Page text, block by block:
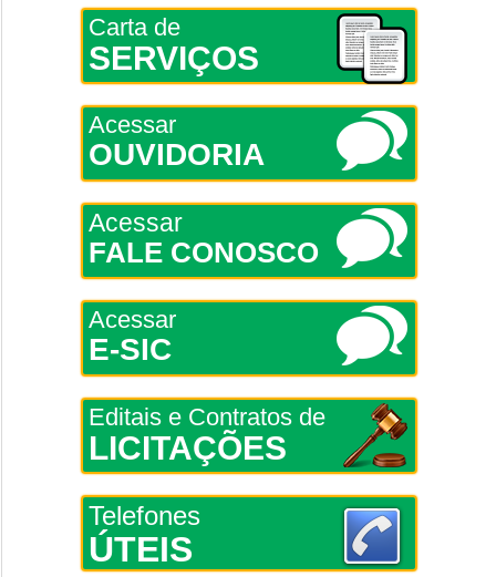
Carta de
SERVIÇOS
Acessar
OUVIDORIA
Acessar
FALE CONOSCO
Acessar
E-SIC
Editais e Contratos de
LICITAÇÕES
Telefones
ÚTEIS